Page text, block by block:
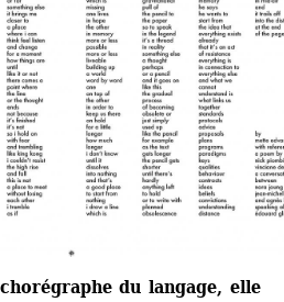
du langage, elle